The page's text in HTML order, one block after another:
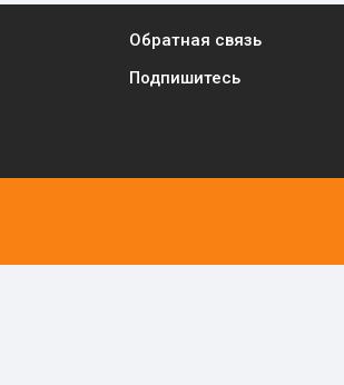
Обратная связь
Подпишитесь